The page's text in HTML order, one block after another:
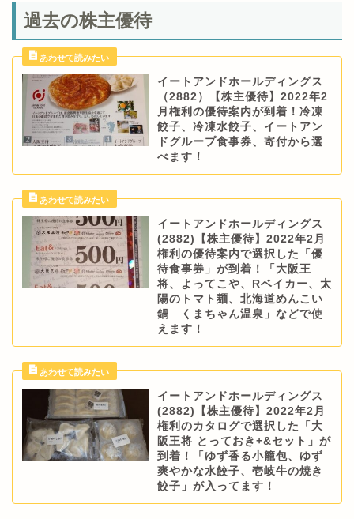
過去の株主優待
イートアンドホールディングス
（2882）【株主優待】2022年2
月権利の優待案内が到着！冷凍
餃子、冷凍水餃子、イートアン
ドグループ食事券、寄付から選
べます！
イートアンドホールディングス
(2882)【株主優待】2022年2月
権利の優待案内で選択した「優
待食事券」が到着！「大阪王
将、よってこや、Rベイカー、太
陽のトマト麺、北海道めんこい
鍋 くまちゃん温泉」などで使
えます！
イートアンドホールディングス
(2882)【株主優待】2022年2月
権利のカタログで選択した「大
阪王将 とっておき+&セット」が
到着！「ゆず香る小籠包、ゆず
爽やかな水餃子、壱岐牛の焼き
餃子」が入ってます！